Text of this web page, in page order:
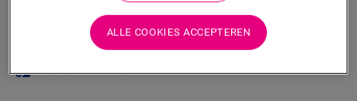
behoeften past?
Bekijk hoe het eruit zou zien in je kamer
Bestel een staal
ALLE COOKIES ACCEPTEREN